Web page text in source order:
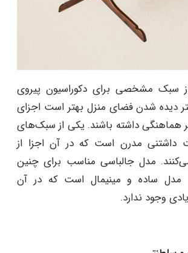
سبک مشخصی برای دکوراسیون پیروی
دیده شدن فضای منزل بهتر است اجزای
هماهنگی داشته باشند. یکی از سبک‌های
مدرن است که در آن اجزا از
مدل جالباسی مناسب برای چنین
مدل ساده و مینیمال است که در آن
وجود ندارد.